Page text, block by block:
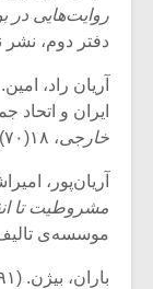
روایت‌هایی در
دفتر دوم،
ایران و اتحاد
خارجی، ۱۸(۷۰)، صص ۴۳-۶۲.
آریان‌پور،
مشروطیت تا
موسسه‌‌ی